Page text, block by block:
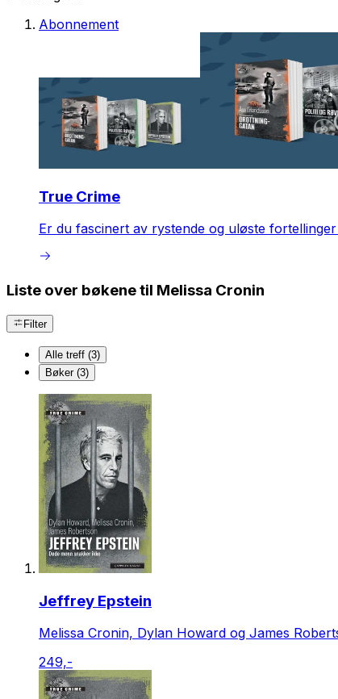
Abonnement
True Crime
Er du fascinert av rystende og uløste
Liste over bøkene til Melissa Cronin
Filter
Alle treff (3)
Bøker (3)
Jeffrey Epstein
Melissa Cronin, Dylan Howard og James
249,-